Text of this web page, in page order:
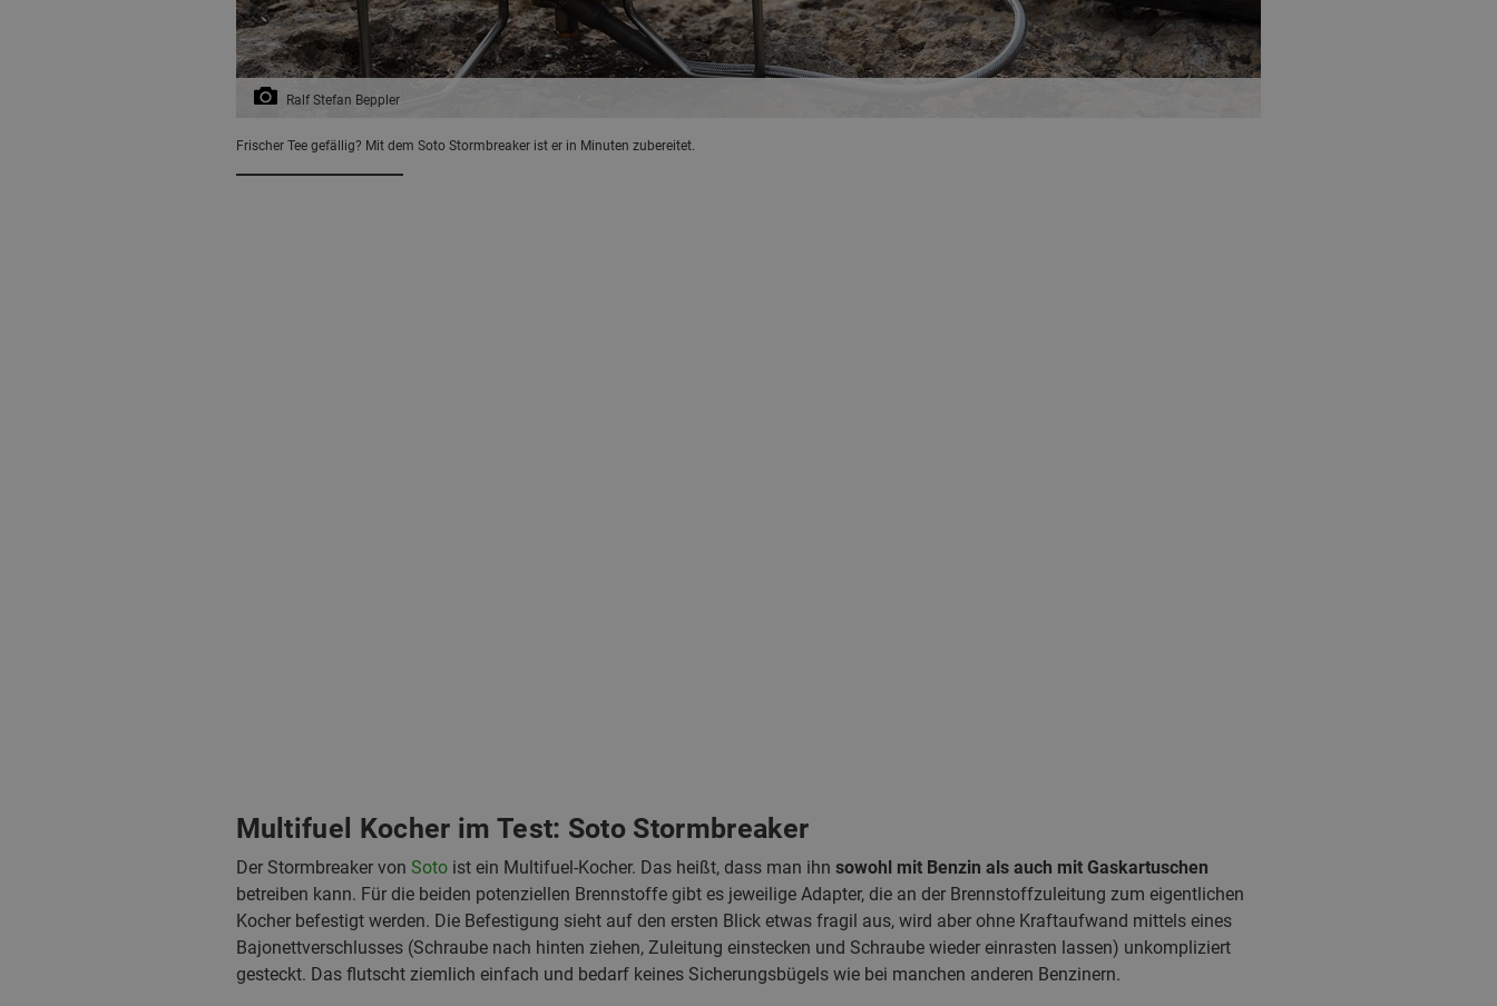
Ralf Stefan Beppler
Frischer Tee gefällig? Mit dem Soto Stormbreaker ist er in Minuten zubereitet.
Multifuel Kocher im Test: Soto Stormbreaker
Der Stormbreaker von Soto ist ein Multifuel-Kocher. Das heißt, dass man ihn sowohl mit Benzin als auch mit Gaskartuschen
betreiben kann. Für die beiden potenziellen Brennstoffe gibt es jeweilige Adapter, die an der Brennstoffzuleitung zum eigentlichen
Kocher befestigt werden. Die Befestigung sieht auf den ersten Blick etwas fragil aus, wird aber ohne Kraftaufwand mittels eines
Bajonettverschlusses (Schraube nach hinten ziehen, Zuleitung einstecken und Schraube wieder einrasten lassen) unkompliziert
gesteckt. Das flutscht ziemlich einfach und bedarf keines Sicherungsbügels wie bei manchen anderen Benzinern.